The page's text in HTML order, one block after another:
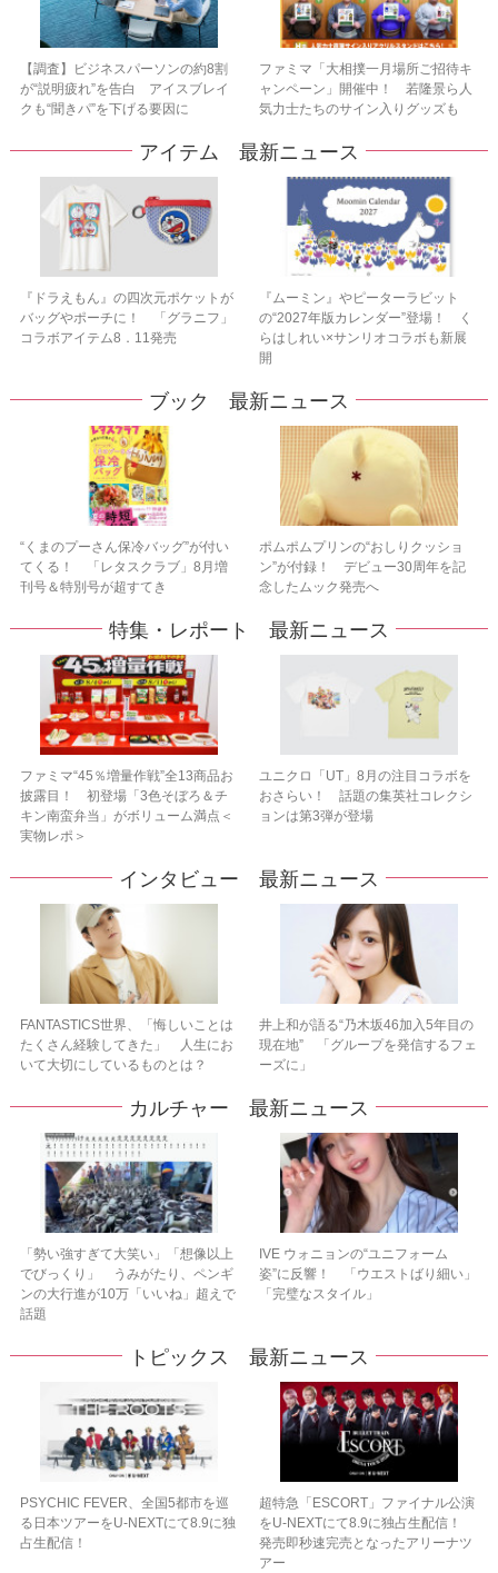
【調査】ビジネスパーソンの約8割
が“説明疲れ”を告白 アイスブレイ
クも“聞きパ”を下げる要因に
ファミマ「大相撲一月場所ご招待キ
ャンペーン」開催中！ 若隆景ら人
気力士たちのサイン入りグッズも
アイテム 最新ニュース
『ドラえもん』の四次元ポケットが
バッグやポーチに！ 「グラニフ」
コラボアイテム8．11発売
『ムーミン』やピーターラビット
の“2027年版カレンダー”登場！ く
らはしれい×サンリオコラボも新展
開
ブック 最新ニュース
“くまのプーさん保冷バッグ”が付い
てくる！ 「レタスクラブ」8月増
刊号＆特別号が超すてき
ポムポムプリンの“おしりクッショ
ン”が付録！ デビュー30周年を記
念したムック発売へ
特集・レポート 最新ニュース
ファミマ“45％増量作戦”全13商品お
披露目！ 初登場「3色そぼろ＆チ
キン南蛮弁当」がボリューム満点＜
実物レポ＞
ユニクロ「UT」8月の注目コラボを
おさらい！ 話題の集英社コレクシ
ョンは第3弾が登場
インタビュー 最新ニュース
FANTASTICS世界、「悔しいことは
たくさん経験してきた」 人生にお
いて大切にしているものとは？
井上和が語る“乃木坂46加入5年目の
現在地” 「グループを発信するフェ
ーズに」
カルチャー 最新ニュース
「勢い強すぎて大笑い」「想像以上
でびっくり」 うみがたり、ペンギ
ンの大行進が10万「いいね」超えで
話題
IVE ウォニョンの“ユニフォーム
姿”に反響！ 「ウエストばり細い」
「完璧なスタイル」
トピックス 最新ニュース
PSYCHIC FEVER、全国5都市を巡
る日本ツアーをU‐NEXTにて8.9に独
占生配信！
超特急「ESCORT」ファイナル公演
をU-NEXTにて8.9に独占生配信！
発売即秒速完売となったアリーナツ
アー